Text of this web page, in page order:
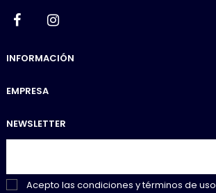
Facebook
INFORMACIÓN
EMPRESA
NEWSLETTER
Acepto las condiciones y términos de uso